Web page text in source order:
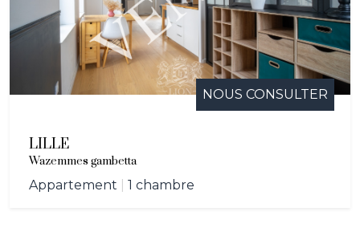
NOUS CONSULTER
LILLE
Wazemmes gambetta
Appartement 1 chambre